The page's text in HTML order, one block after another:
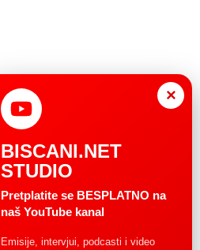
×
BISCANI.NET
STUDIO
Pretplatite se BESPLATNO na
naš YouTube kanal
Emisije, intervjui, podcasti i video